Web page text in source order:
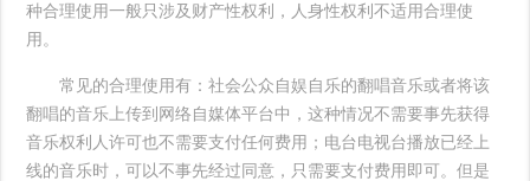
种合理使用一般只涉及财产性权利，人身性权利不适用合理使
用。
常见的合理使用有：社会公众自娱自乐的翻唱音乐或者将该
翻唱的音乐上传到网络自媒体平台中，这种情况不需要事先获得
音乐权利人许可也不需要支付任何费用；电台电视台播放已经上
线的音乐时，可以不事先经过同意，只需要支付费用即可。但是